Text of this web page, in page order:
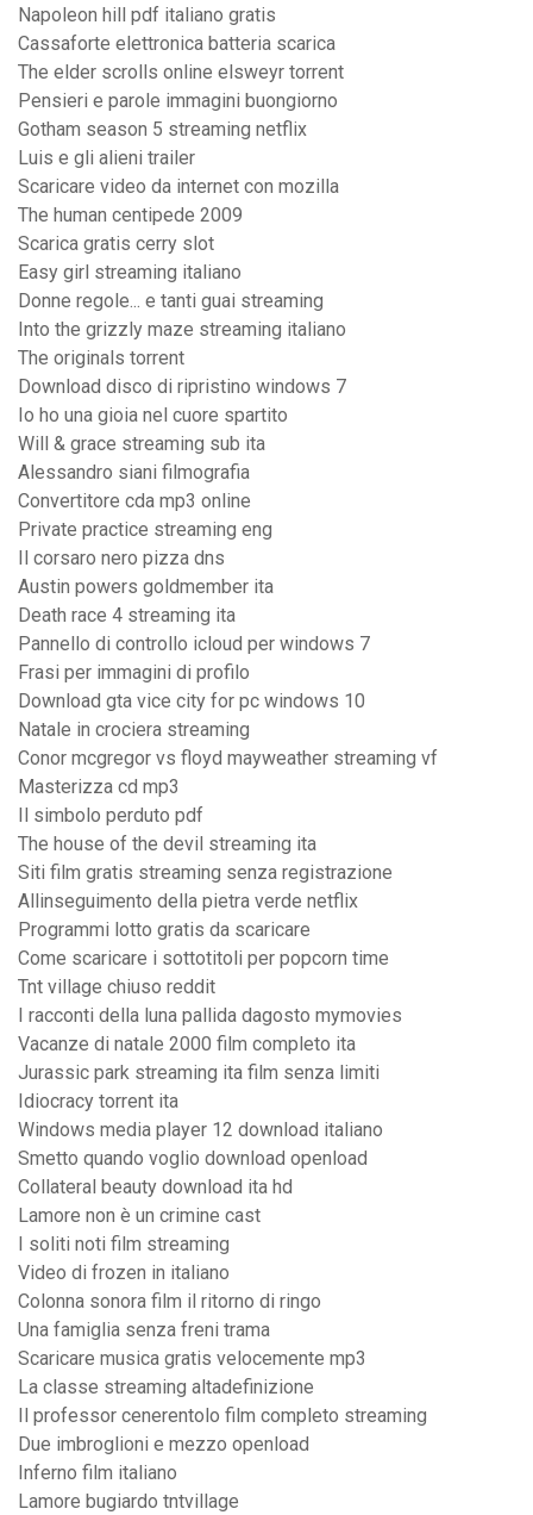
Napoleon hill pdf italiano gratis
Cassaforte elettronica batteria scarica
The elder scrolls online elsweyr torrent
Pensieri e parole immagini buongiorno
Gotham season 5 streaming netflix
Luis e gli alieni trailer
Scaricare video da internet con mozilla
The human centipede 2009
Scarica gratis cerry slot
Easy girl streaming italiano
Donne regole... e tanti guai streaming
Into the grizzly maze streaming italiano
The originals torrent
Download disco di ripristino windows 7
Io ho una gioia nel cuore spartito
Will & grace streaming sub ita
Alessandro siani filmografia
Convertitore cda mp3 online
Private practice streaming eng
Il corsaro nero pizza dns
Austin powers goldmember ita
Death race 4 streaming ita
Pannello di controllo icloud per windows 7
Frasi per immagini di profilo
Download gta vice city for pc windows 10
Natale in crociera streaming
Conor mcgregor vs floyd mayweather streaming vf
Masterizza cd mp3
Il simbolo perduto pdf
The house of the devil streaming ita
Siti film gratis streaming senza registrazione
Allinseguimento della pietra verde netflix
Programmi lotto gratis da scaricare
Come scaricare i sottotitoli per popcorn time
Tnt village chiuso reddit
I racconti della luna pallida dagosto mymovies
Vacanze di natale 2000 film completo ita
Jurassic park streaming ita film senza limiti
Idiocracy torrent ita
Windows media player 12 download italiano
Smetto quando voglio download openload
Collateral beauty download ita hd
Lamore non è un crimine cast
I soliti noti film streaming
Video di frozen in italiano
Colonna sonora film il ritorno di ringo
Una famiglia senza freni trama
Scaricare musica gratis velocemente mp3
La classe streaming altadefinizione
Il professor cenerentolo film completo streaming
Due imbroglioni e mezzo openload
Inferno film italiano
Lamore bugiardo tntvillage